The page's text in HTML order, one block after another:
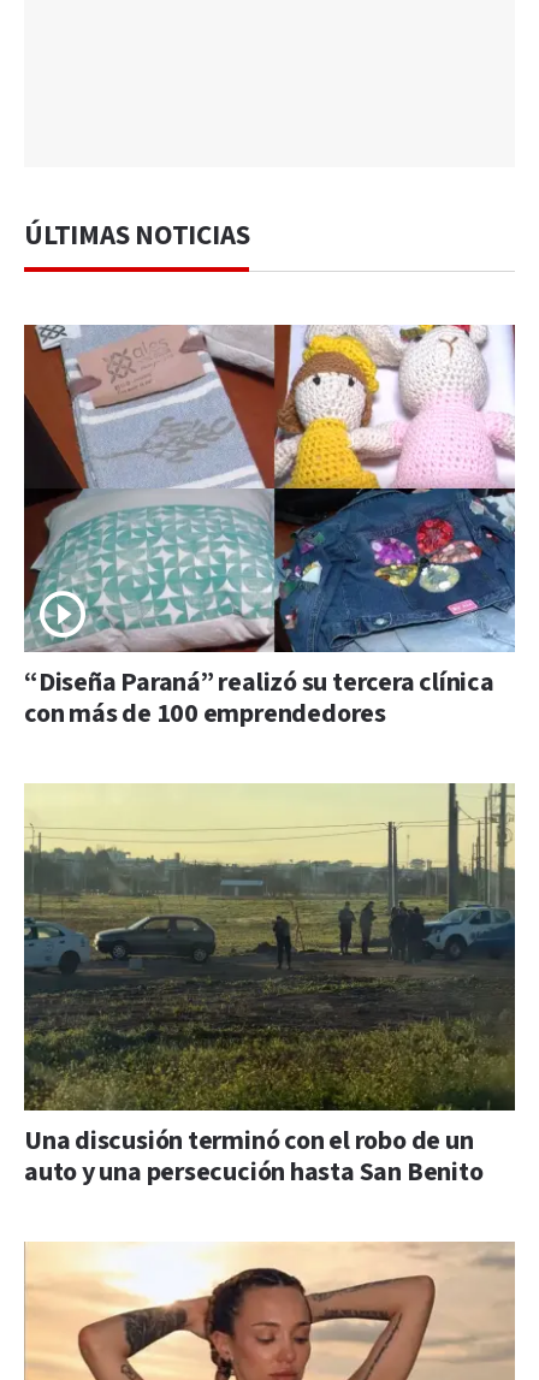
ÚLTIMAS NOTICIAS
“Diseña Paraná” realizó su tercera clínica
con más de 100 emprendedores
Una discusión terminó con el robo de un
auto y una persecución hasta San Benito